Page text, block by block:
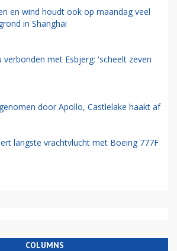
en wind houdt ook op maandag veel
in Shanghai
verbonden met Esbjerg: 'scheelt zeven
door Apollo, Castlelake haakt af
langste vrachtvlucht met Boeing 777F
COLUMNS